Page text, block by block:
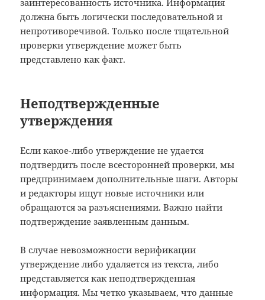
заинтересованность источника. Информация
должна быть логически последовательной и
непротиворечивой. Только после тщательной
проверки утверждение может быть
представлено как факт.
Неподтвержденные
утверждения
Если какое-либо утверждение не удается
подтвердить после всесторонней проверки, мы
предпринимаем дополнительные шаги. Авторы
и редакторы ищут новые источники или
обращаются за разъяснениями. Важно найти
подтверждение заявленным данным.
В случае невозможности верификации
утверждение либо удаляется из текста, либо
представляется как неподтвержденная
информация. Мы четко указываем, что данные